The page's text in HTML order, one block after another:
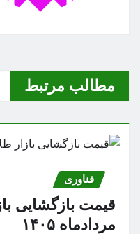
مطالب مرتبط
فناوری
مردادماه ۱۴۰۵